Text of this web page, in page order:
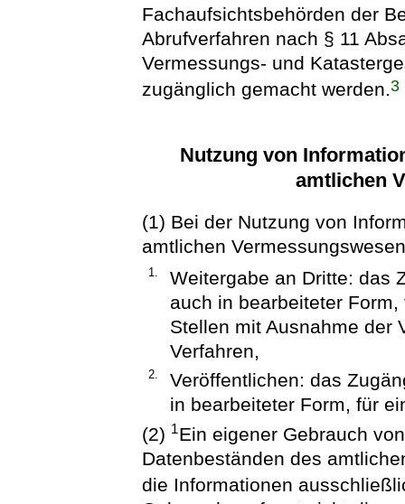
Fachaufsichtsbehörden der
Abrufverfahren nach § 11
Vermessungs- und
zugänglich gemacht werden.3
Nutzung von
amtlichen
(1) Bei der Nutzung von
amtlichen
1.
Weitergabe an Dritte: das
auch in bearbeiteter
Stellen mit Ausnahme der
Verfahren,
2.
Veröffentlichen: das
in bearbeiteter Form, für
(2) 1Ein eigener Gebrauch
Datenbeständen des
die Informationen